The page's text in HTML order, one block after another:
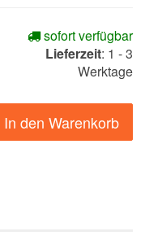
sofort verfügbar
Lieferzeit: 1 - 3
Werktage
In den Warenkorb